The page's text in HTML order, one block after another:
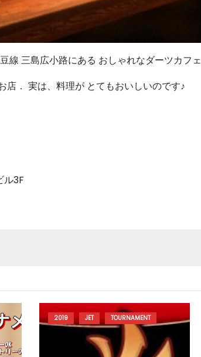
線 三島広小路にある おしゃれなダーツカフェ
店． 実は、料理が とてもおいしいのです♪
ル3F
2019 JET TOURNAMENT